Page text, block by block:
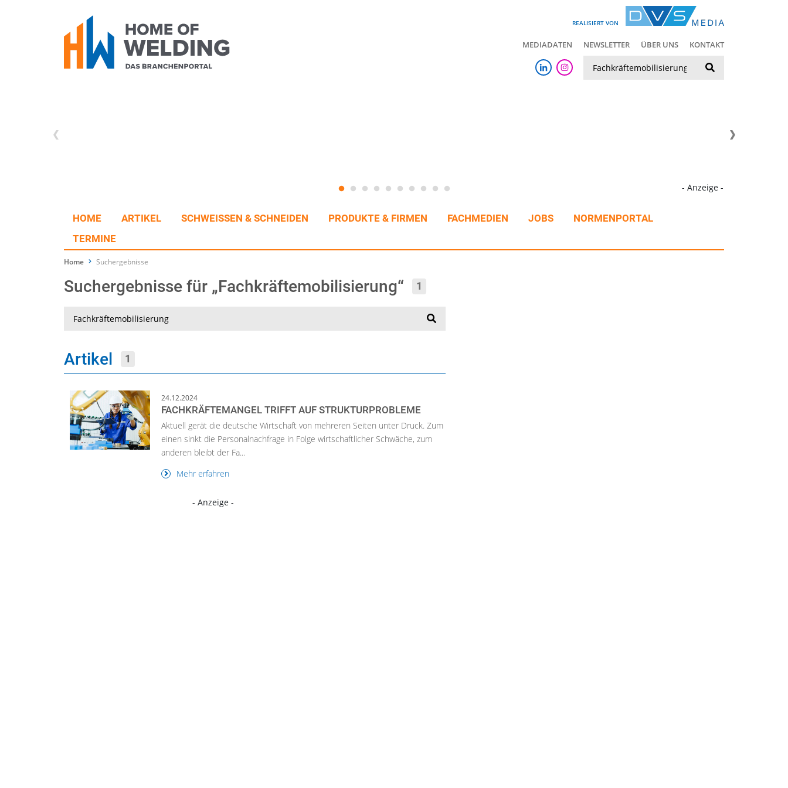
REALISIERT VON
MEDIADATEN NEWSLETTER ÜBER UNS KONTAKT
- Anzeige -
HOME ARTIKEL SCHWEISSEN & SCHNEIDEN PRODUKTE & FIRMEN FACHMEDIEN JOBS
NORMENPORTAL
TERMINE
Home Suchergebnisse
Suchergebnisse für „Fachkräftemobilisierung“ 1
Artikel 1
24.12.2024
FACHKRÄFTEMANGEL TRIFFT AUF STRUKTURPROBLEME
Aktuell gerät die deutsche Wirtschaft von mehreren Seiten unter Druck. Zum
einen sinkt die Personalnachfrage in Folge wirtschaftlicher Schwäche, zum
anderen bleibt der Fa...
Mehr erfahren
- Anzeige -